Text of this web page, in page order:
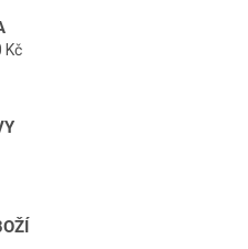
Kč